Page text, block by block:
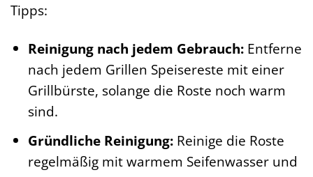
Tipps:
Reinigung nach jedem Gebrauch:Entferne
nach jedem Grillen Speisereste mit einer
Grillbürste, solange die Roste noch warm
sind.
Gründliche Reinigung:Reinige die Roste
regelmäßig mit warmem Seifenwasser und